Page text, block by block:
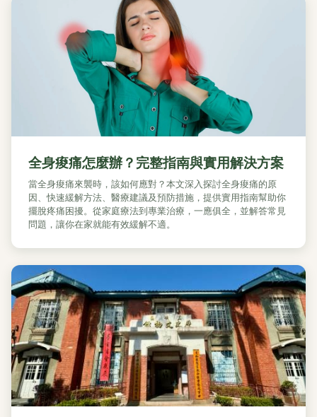
全身痠痛怎麼辦？完整指南與實用解決方案
當全身痠痛來襲時，該如何應對？本文深入探討全身痠痛的原
因、快速緩解方法、醫療建議及預防措施，提供實用指南幫助你
擺脫疼痛困擾。從家庭療法到專業治療，一應俱全，並解答常見
問題，讓你在家就能有效緩解不適。